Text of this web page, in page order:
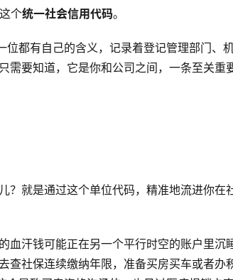
个统一社会信用代码。
位都有自己的含义，记录着登记管理部门、
需要知道，它是你和公司之间，一条至关重
？就是通过这个单位代码，精准地流进你在
血汗钱可能正在另一个平行时空的账户里沉
查社保连续缴纳年限，准备买房买车或者办